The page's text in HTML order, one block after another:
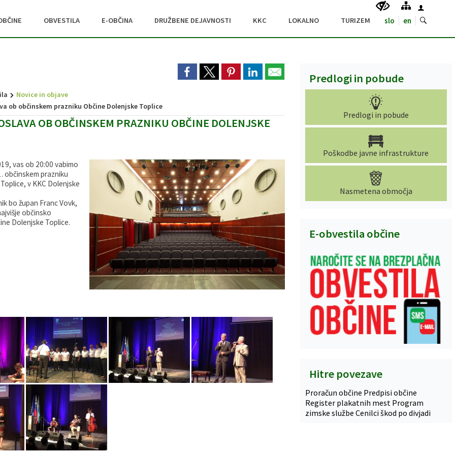
OBVESTILA E-OBČINA DRUŽBENE DEJAVNOSTI KKC LOKALNO TURIZEM slo en
Novice in objave
ob občinskem prazniku Občine Dolenjske Toplice
OB OBČINSKEM PRAZNIKU OBČINE DOLENJSKE
vas ob 20:00 vabimo
občinskem prazniku
v KKC Dolenjske
bo župan Franc Vovk,
občinsko
Dolenjske Toplice.
Predlogi in pobude
Predlogi in pobude
Poškodbe javne infrastrukture
Nasmetena območja
E-obvestila občine
Hitre povezave
Proračun občine Predpisi občine
Register plakatnih mest Program
zimske službe Cenilci škod po divjadi